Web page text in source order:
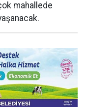
mahallede